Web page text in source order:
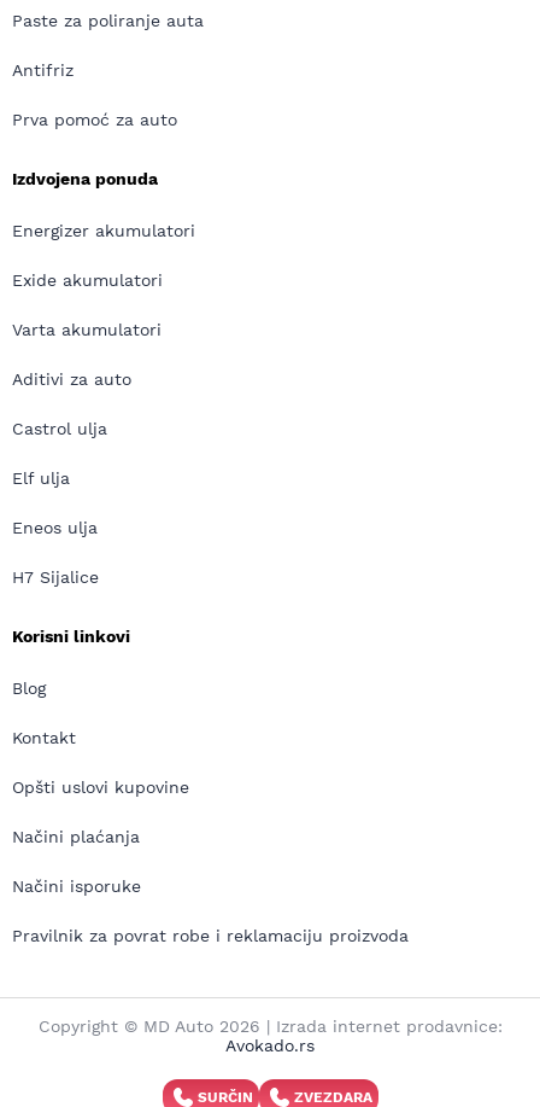
Paste za poliranje auta
Antifriz
Prva pomoć za auto
Izdvojena ponuda
Energizer akumulatori
Exide akumulatori
Varta akumulatori
Aditivi za auto
Castrol ulja
Elf ulja
Eneos ulja
H7 Sijalice
Korisni linkovi
Blog
Kontakt
Opšti uslovi kupovine
Načini plaćanja
Načini isporuke
Pravilnik za povrat robe i reklamaciju proizvoda
Copyright © MD Auto 2026 | Izrada internet prodavnice:
Avokado.rs
SURČIN ZVEZDARA